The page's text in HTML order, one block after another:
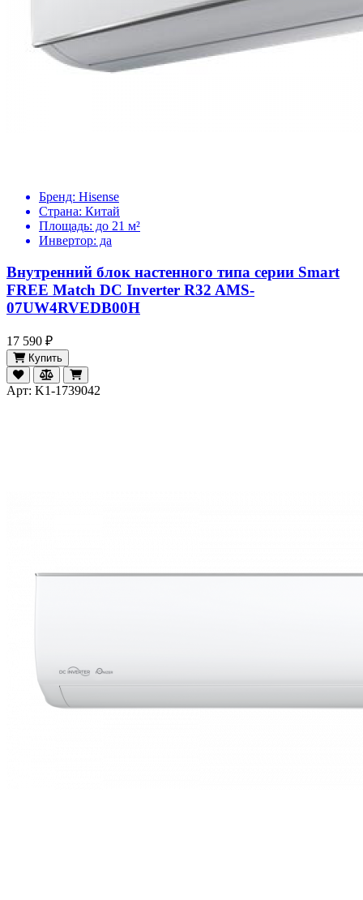
Бренд: Hisense
Страна: Китай
Площадь: до 21 м²
Инвертор: да
Внутренний блок настенного типа серии Smart
FREE Match DC Inverter R32 AMS-
07UW4RVEDB00H
17 590 ₽
Купить
Арт: K1-1739042